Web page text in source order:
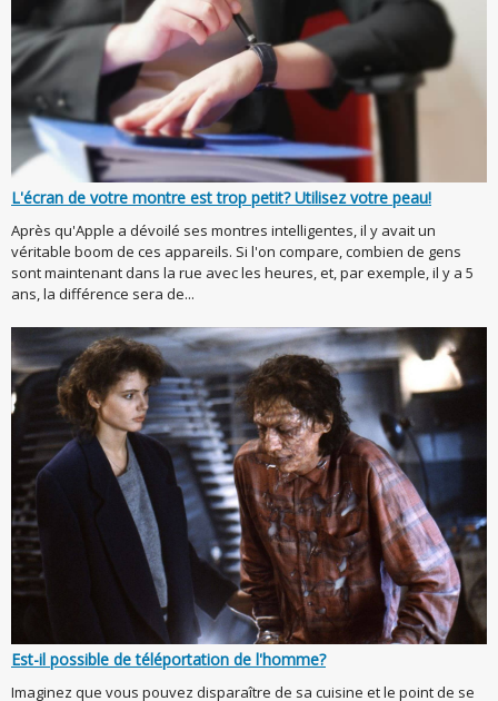
L'écran de votre montre est trop petit? Utilisez votre peau!
Après qu'Apple a dévoilé ses montres intelligentes, il y avait un
véritable boom de ces appareils. Si l'on compare, combien de gens
sont maintenant dans la rue avec les heures, et, par exemple, il y a 5
ans, la différence sera de...
Est-il possible de téléportation de l'homme?
Imaginez que vous pouvez disparaître de sa cuisine et le point de se